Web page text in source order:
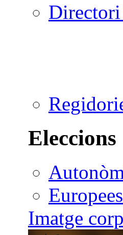
Eleccions
Europees
Imatge